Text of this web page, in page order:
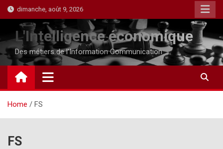
Skip
to
content
dimanche, août 9, 2026
L'Intelligence économique
Des métiers de l'Information Communication
Home FS
FS